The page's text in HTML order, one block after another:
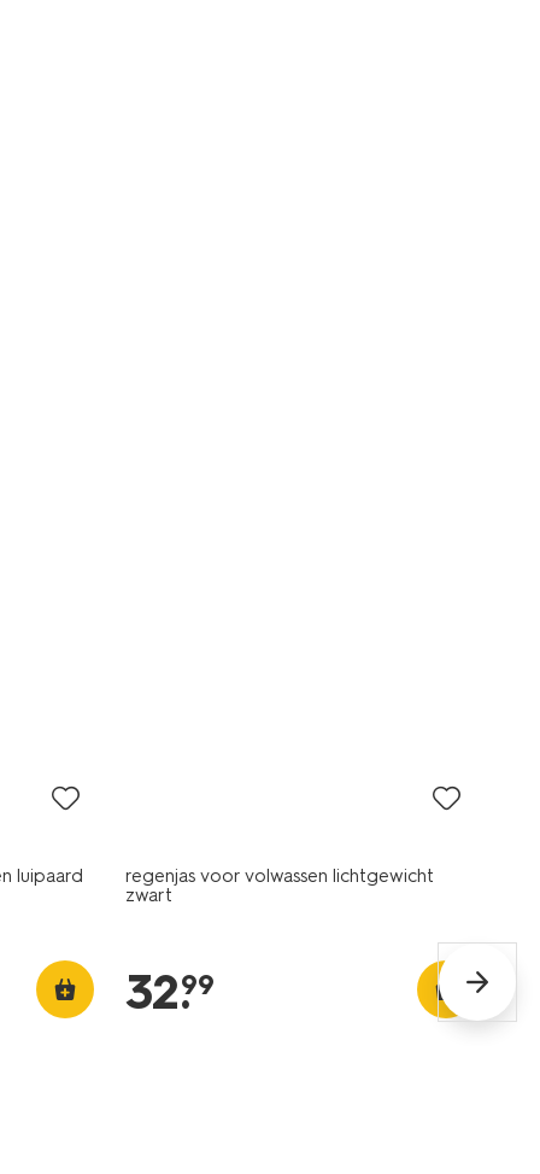
luipaard
regenjas voor volwassen lichtgewicht
zwart
32.
99